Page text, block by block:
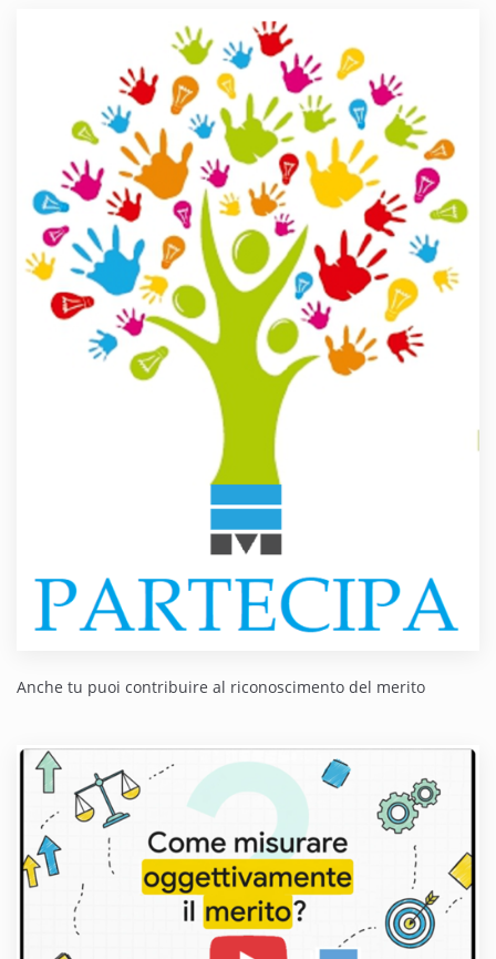
Anche tu puoi contribuire al riconoscimento del merito